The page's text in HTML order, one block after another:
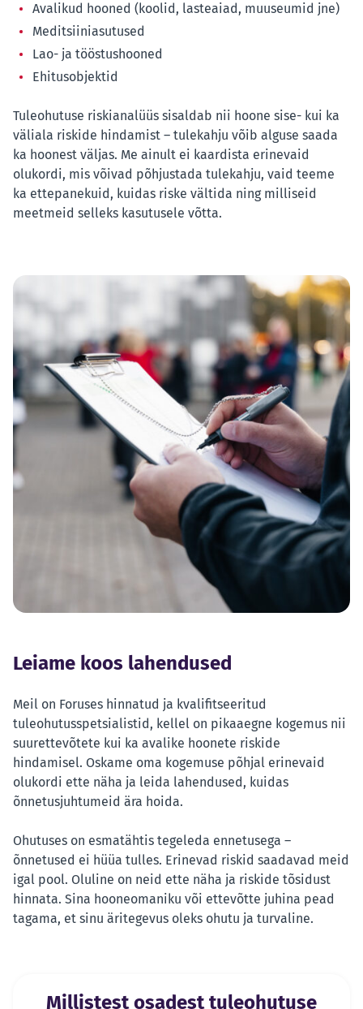
Avalikud hooned (koolid, lasteaiad, muuseumid jne)
Meditsiiniasutused
Lao- ja tööstushooned
Ehitusobjektid
Tuleohutuse riskianalüüs sisaldab nii hoone sise- kui ka
väliala riskide hindamist – tulekahju võib alguse saada
ka hoonest väljas. Me ainult ei kaardista erinevaid
olukordi, mis võivad põhjustada tulekahju, vaid teeme
ka ettepanekuid, kuidas riske vältida ning milliseid
meetmeid selleks kasutusele võtta.
Leiame koos lahendused
Meil on Foruses hinnatud ja kvalifitseeritud
tuleohutusspetsialistid, kellel on pikaaegne kogemus nii
suurettevõtete kui ka avalike hoonete riskide
hindamisel. Oskame oma kogemuse põhjal erinevaid
olukordi ette näha ja leida lahendused, kuidas
õnnetusjuhtumeid ära hoida.
Ohutuses on esmatähtis tegeleda ennetusega –
õnnetused ei hüüa tulles. Erinevad riskid saadavad meid
igal pool. Oluline on neid ette näha ja riskide tõsidust
hinnata. Sina hooneomaniku või ettevõtte juhina pead
tagama, et sinu äritegevus oleks ohutu ja turvaline.
Millistest osadest tuleohutuse